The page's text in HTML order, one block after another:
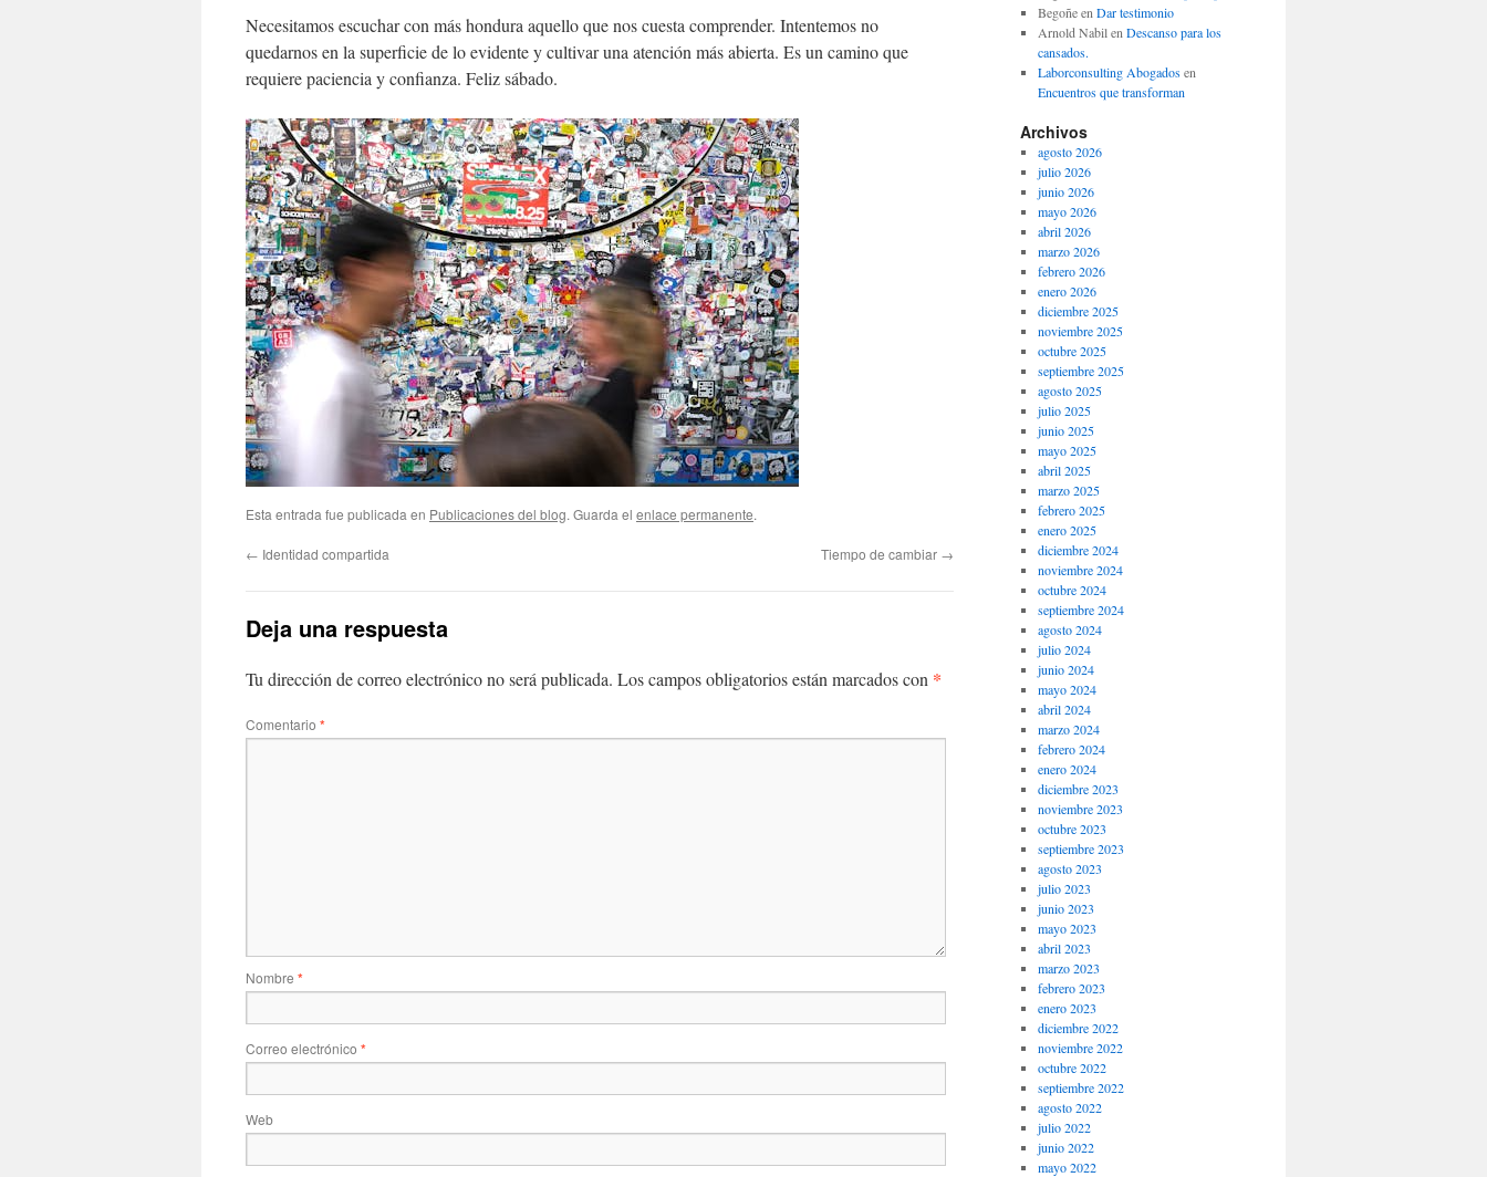
Necesitamos escuchar con más hondura aquello que nos cuesta comprender. Intentemos no
quedarnos en la superficie de lo evidente y cultivar una atención más abierta. Es un camino que
requiere paciencia y confianza. Feliz sábado.
Esta entrada fue publicada en Publicaciones del blog. Guarda el enlace permanente.
← Identidad compartida Tiempo de cambiar →
Deja una respuesta
Tu dirección de correo electrónico no será publicada. Los campos obligatorios están marcados con *
Comentario *
Nombre *
Correo electrónico *
Web
Begoñeen Dar testimonio
Arnold Nabilen Descanso para los
cansados.
Laborconsulting Abogadosen
Encuentros que transforman
Archivos
agosto 2026
julio 2026
junio 2026
mayo 2026
abril 2026
marzo 2026
febrero 2026
enero 2026
diciembre 2025
noviembre 2025
octubre 2025
septiembre 2025
agosto 2025
julio 2025
junio 2025
mayo 2025
abril 2025
marzo 2025
febrero 2025
enero 2025
diciembre 2024
noviembre 2024
octubre 2024
septiembre 2024
agosto 2024
julio 2024
junio 2024
mayo 2024
abril 2024
marzo 2024
febrero 2024
enero 2024
diciembre 2023
noviembre 2023
octubre 2023
septiembre 2023
agosto 2023
julio 2023
junio 2023
mayo 2023
abril 2023
marzo 2023
febrero 2023
enero 2023
diciembre 2022
noviembre 2022
octubre 2022
septiembre 2022
agosto 2022
julio 2022
junio 2022
mayo 2022